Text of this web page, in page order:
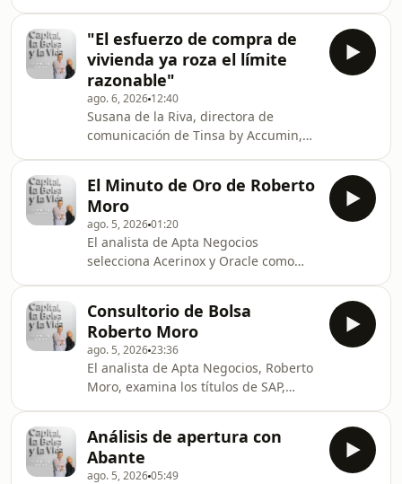
"El esfuerzo de compra de
vivienda ya roza el límite
razonable"
ago. 6, 2026 12:40
Susana de la Riva, directora de
comunicación de Tinsa by Accumin,
accesibilidad
El Minuto de Oro de Roberto
Moro
ago. 5, 202601:20
El analista de Apta Negocios
selecciona Acerinox y Oracle como
Consultorio de Bolsa
Roberto Moro
ago. 5, 202623:36
El analista de Apta Negocios, Roberto
Moro, examina los títulos de SAP,
Análisis de apertura con
Abante
ago. 5, 202605:49